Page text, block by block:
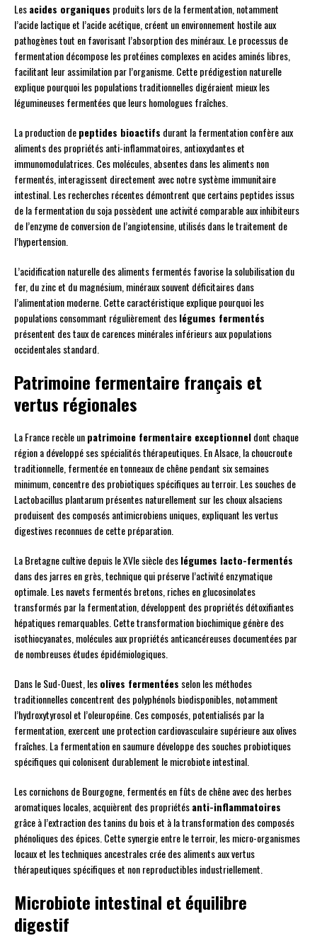
Lesacides organiques produits lors de la fermentation, notamment
l’acide lactique et l’acide acétique, créent un environnement hostile aux
pathogènes tout en favorisant l’absorption des minéraux. Le processus de
fermentation décompose les protéines complexes en acides aminés libres,
facilitant leur assimilation par l’organisme. Cette prédigestion naturelle
explique pourquoi les populations traditionnelles digéraient mieux les
légumineuses fermentées que leurs homologues fraîches.
La production depeptides bioactifs durant la fermentation confère aux
aliments des propriétés anti-inflammatoires, antioxydantes et
immunomodulatrices. Ces molécules, absentes dans les aliments non
fermentés, interagissent directement avec notre système immunitaire
intestinal. Les recherches récentes démontrent que certains peptides issus
de la fermentation du soja possèdent une activité comparable aux inhibiteurs
de l’enzyme de conversion de l’angiotensine, utilisés dans le traitement de
l’hypertension.
L’acidification naturelle des aliments fermentés favorise la solubilisation du
fer, du zinc et du magnésium, minéraux souvent déficitaires dans
l’alimentation moderne. Cette caractéristique explique pourquoi les
populations consommant régulièrement deslégumes fermentés
présentent des taux de carences minérales inférieurs aux populations
occidentales standard.
Patrimoine fermentaire français et
vertus régionales
La France recèle unpatrimoine fermentaire exceptionneldont chaque
région a développé ses spécialités thérapeutiques. En Alsace, la choucroute
traditionnelle, fermentée en tonneaux de chêne pendant six semaines
minimum, concentre des probiotiques spécifiques au terroir. Les souches de
Lactobacillus plantarum présentes naturellement sur les choux alsaciens
produisent des composés antimicrobiens uniques, expliquant les vertus
digestives reconnues de cette préparation.
La Bretagne cultive depuis le XVIe siècle deslégumes lacto-fermentés
dans des jarres en grès, technique qui préserve l’activité enzymatique
optimale. Les navets fermentés bretons, riches en glucosinolates
transformés par la fermentation, développent des propriétés détoxifiantes
hépatiques remarquables. Cette transformation biochimique génère des
isothiocyanates, molécules aux propriétés anticancéreuses documentées par
de nombreuses études épidémiologiques.
Dans le Sud-Ouest, lesolives fermentées selon les méthodes
traditionnelles concentrent des polyphénols biodisponibles, notamment
l’hydroxytyrosol et l’oleuropéine. Ces composés, potentialisés par la
fermentation, exercent une protection cardiovasculaire supérieure aux olives
fraîches. La fermentation en saumure développe des souches probiotiques
spécifiques qui colonisent durablement le microbiote intestinal.
Les cornichons de Bourgogne, fermentés en fûts de chêne avec des herbes
aromatiques locales, acquièrent des propriétésanti-inflammatoires
grâce à l’extraction des tanins du bois et à la transformation des composés
phénoliques des épices. Cette synergie entre le terroir, les micro-organismes
locaux et les techniques ancestrales crée des aliments aux vertus
thérapeutiques spécifiques et non reproductibles industriellement.
Microbiote intestinal et équilibre
digestif